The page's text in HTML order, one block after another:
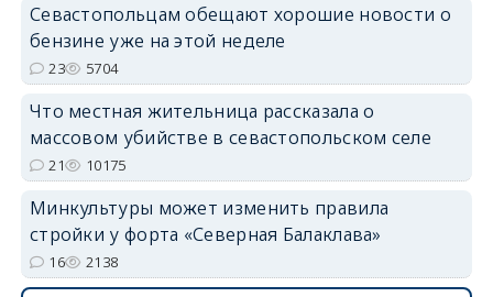
Севастопольцам обещают хорошие новости о
бензине уже на этой неделе
23 5704
Что местная жительница рассказала о
массовом убийстве в севастопольском селе
21 10175
Минкультуры может изменить правила
стройки у форта «Северная Балаклава»
16 2138